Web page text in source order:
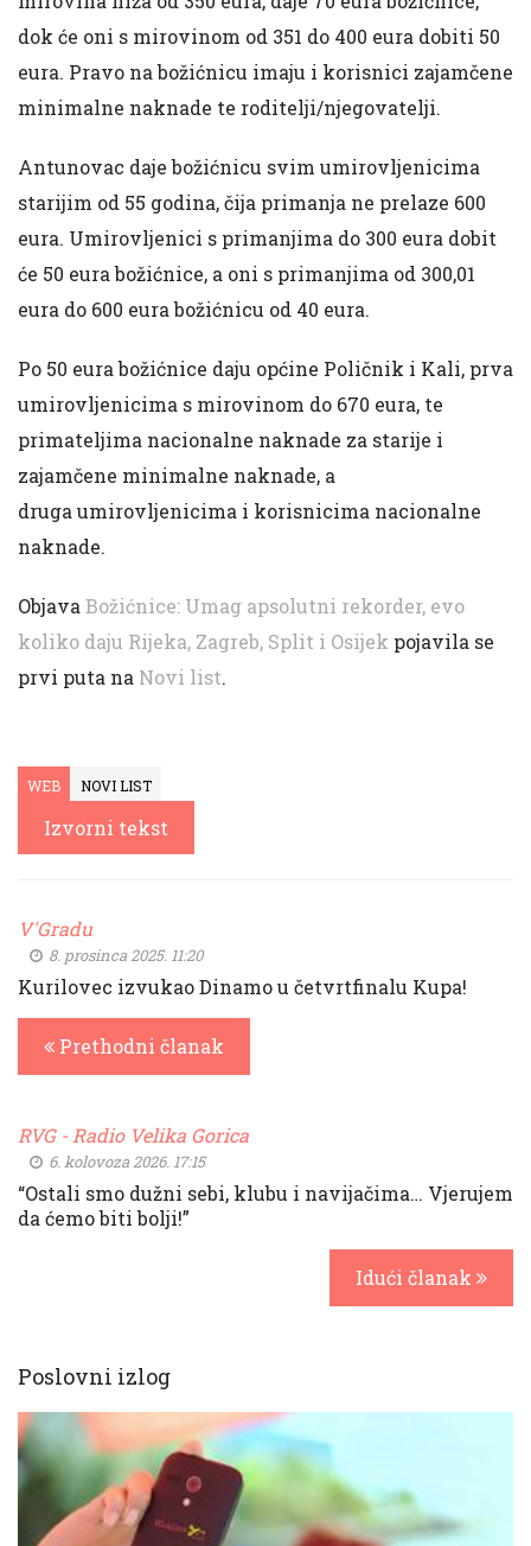
dok će oni s mirovinom od 351 do 400 eura dobiti 50
eura. Pravo na božićnicu imaju i korisnici zajamčene
minimalne naknade te roditelji/njegovatelji.
Antunovac daje božićnicu svim umirovljenicima
starijim od 55 godina, čija primanja ne prelaze 600
eura. Umirovljenici s primanjima do 300 eura dobit
će 50 eura božićnice, a oni s primanjima od 300,01
eura do 600 eura božićnicu od 40 eura.
Po 50 eura božićnice daju općine Poličnik i Kali, prva
umirovljenicima s mirovinom do 670 eura, te
primateljima nacionalne naknade za starije i
zajamčene minimalne naknade, a
druga umirovljenicima i korisnicima nacionalne
naknade.
Objava Božićnice: Umag apsolutni rekorder, evo
koliko daju Rijeka, Zagreb, Split i Osijek pojavila se
prvi puta na Novi list.
WEB NOVI LIST
Izvorni tekst
V'Gradu
8. prosinca 2025. 11:20
Kurilovec izvukao Dinamo u četvrtfinalu Kupa!
Prethodni članak
RVG - Radio Velika Gorica
6. kolovoza 2026. 17:15
“Ostali smo dužni sebi, klubu i navijačima… Vjerujem
da ćemo biti bolji!”
Idući članak
Poslovni izlog